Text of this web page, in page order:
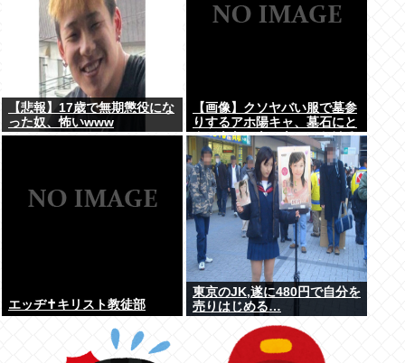
【悲報】17歳で無期懲役にな
った奴、怖いwww
【画像】クソヤバい服で墓参
りするアホ陽キャ、墓石にと
んでもないものをぶっかける
エッヂ✝️キリスト教徒部
東京のJK,遂に480円で自分を
売りはじめる…